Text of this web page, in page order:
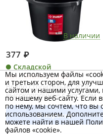
В наличии
377 ₽
Складской
Арт.: 06093-20_z03
Ведро строительно 20 л
высокопрочное с носиком
В корзину
Мы используем файлы
и третьих сторон, для
сайтом и нашими
по нашему веб-сайту. Если
по нему, мы сочтем, что вы
использованием.
можете найти в нашей
файлов «cookie».